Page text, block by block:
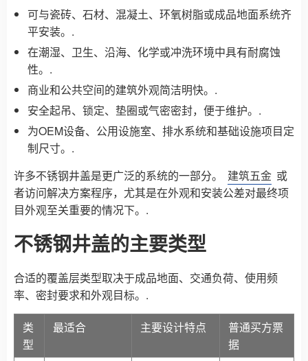
可与瓷砖、石材、混凝土、环氧树脂或成品地面系统齐
平安装。.
在潮湿、卫生、沿海、化学或冲洗环境中具有耐腐蚀
性。.
商业和公共空间的建筑外观简洁明快。.
安全起吊、锁定、垫圈或气密密封，便于维护。.
为OEM设备、公用设施室、排水系统和基础设施项目定
制尺寸。.
许多不锈钢井盖是更广泛的系统的一部分。
建筑五金 或
者访问解决方案程序，尤其是在外观和安装公差对最终项
目外观至关重要的情况下。.
不锈钢井盖的主要类型
合适的覆盖层类型取决于成品地面、交通负荷、使用频
率、密封要求和外观目标。.
类
型
最适合 主要设计特点
普通买方票
据